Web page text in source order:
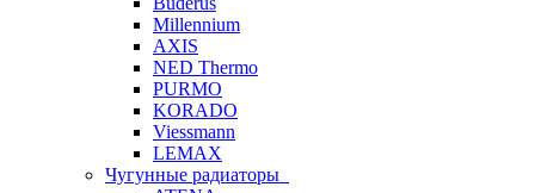
Millennium
AXIS
NED Thermo
PURMO
KORADO
Viessmann
LEMAX
Чугунные радиаторы